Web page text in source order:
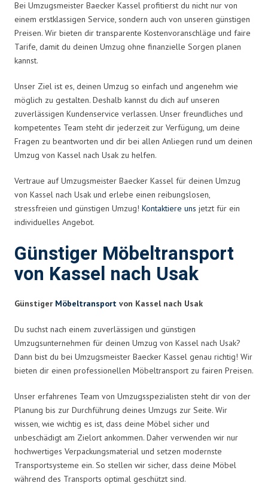
Bei Umzugsmeister Baecker Kassel profitierst du nicht nur von
einem erstklassigen Service, sondern auch von unseren günstigen
Preisen. Wir bieten dir transparente Kostenvoranschläge und faire
Tarife, damit du deinen Umzug ohne finanzielle Sorgen planen
kannst.
Unser Ziel ist es, deinen Umzug so einfach und angenehm wie
möglich zu gestalten. Deshalb kannst du dich auf unseren
zuverlässigen Kundenservice verlassen. Unser freundliches und
kompetentes Team steht dir jederzeit zur Verfügung, um deine
Fragen zu beantworten und dir bei allen Anliegen rund um deinen
Umzug von Kassel nach Usak zu helfen.
Vertraue auf Umzugsmeister Baecker Kassel für deinen Umzug
von Kassel nach Usak und erlebe einen reibungslosen,
stressfreien und günstigen Umzug! Kontaktiere uns jetzt für ein
individuelles Angebot.
Günstiger Möbeltransport
von Kassel nach Usak
Günstiger Möbeltransport von Kassel nach Usak
Du suchst nach einem zuverlässigen und günstigen
Umzugsunternehmen für deinen Umzug von Kassel nach Usak?
Dann bist du bei Umzugsmeister Baecker Kassel genau richtig! Wir
bieten dir einen professionellen Möbeltransport zu fairen Preisen.
Unser erfahrenes Team von Umzugsspezialisten steht dir von der
Planung bis zur Durchführung deines Umzugs zur Seite. Wir
wissen, wie wichtig es ist, dass deine Möbel sicher und
unbeschädigt am Zielort ankommen. Daher verwenden wir nur
hochwertiges Verpackungsmaterial und setzen modernste
Transportsysteme ein. So stellen wir sicher, dass deine Möbel
während des Transports optimal geschützt sind.